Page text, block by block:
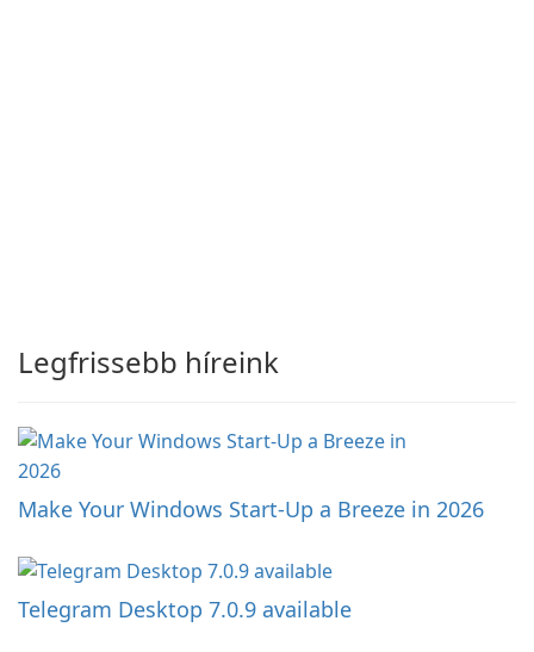
Legfrissebb híreink
Make Your Windows Start-Up a Breeze in 2026
Telegram Desktop 7.0.9 available